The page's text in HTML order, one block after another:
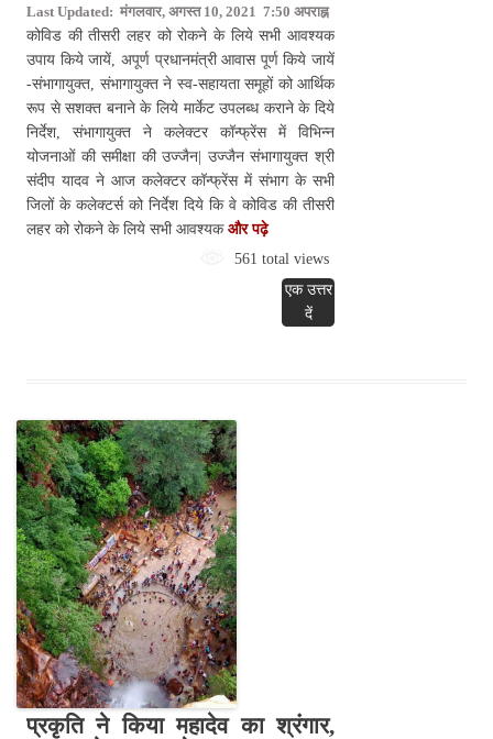
Last Updated: मंगलवार, अगस्त 10, 2021 7:50 अपराह्न
कोविड की तीसरी लहर को रोकने के लिये सभी आवश्यक
उपाय किये जायें, अपूर्ण प्रधानमंत्री आवास पूर्ण किये जायें
-संभागायुक्त, संभागायुक्त ने स्व-सहायता समूहों को आर्थिक
रूप से सशक्त बनाने के लिये मार्केट उपलब्ध कराने के दिये
निर्देश, संभागायुक्त ने कलेक्टर कॉन्फ्रेंस में विभिन्न
योजनाओं की समीक्षा की उज्जैन| उज्जैन संभागायुक्त श्री
संदीप यादव ने आज कलेक्टर कॉन्फ्रेंस में संभाग के सभी
जिलों के कलेक्टर्स को निर्देश दिये कि वे कोविड की तीसरी
लहर को रोकने के लिये सभी आवश्यक और पढ़े
561 total views
एक उत्तर
दें
प्रकृति ने किया महादेव का श्रंगार,